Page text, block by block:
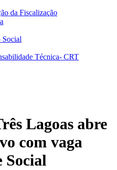
da Fiscalização
Social
Técnica- CRT
Lagoas abre
com vaga
Social